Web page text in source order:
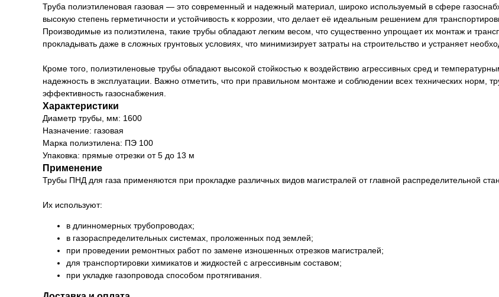
Труба полиэтиленовая газовая — это современный и надежный материал, широко используемый в сфере
высокую степень герметичности и устойчивость к коррозии, что делает её идеальным решением для
Производимые из полиэтилена, такие трубы обладают легким весом, что существенно упрощает их монтаж и
прокладывать даже в сложных грунтовых условиях, что минимизирует затраты на строительство и устраняет
Кроме того, полиэтиленовые трубы обладают высокой стойкостью к воздействию агрессивных сред и
надежность в эксплуатации. Важно отметить, что при правильном монтаже и соблюдении всех технических норм,
эффективность газоснабжения.
Характеристики
Диаметр трубы, мм: 1600
Назначение: газовая
Марка полиэтилена: ПЭ 100
Упаковка: прямые отрезки от 5 до 13 м
Применение
Трубы ПНД для газа применяются при прокладке различных видов магистралей от главной распределительной
Их используют:
в длинномерных трубопроводах;
в газораспределительных системах, проложенных под землей;
при проведении ремонтных работ по замене изношенных отрезков магистралей;
для транспортировки химикатов и жидкостей с агрессивным составом;
при укладке газопровода способом протягивания.